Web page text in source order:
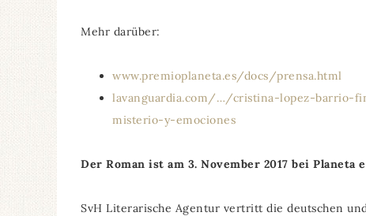
Mehr darüber:
www.premioplaneta.es/docs/prensa.html
lavanguardia.com/…/cristina-lopez-barrio-
misterio-y-emociones
Der Roman ist am 3. November 2017 bei Planeta
SvH Literarische Agentur vertritt die deutschen